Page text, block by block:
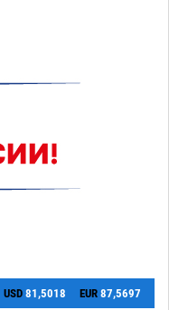
USD 81,5018 EUR 87,5697